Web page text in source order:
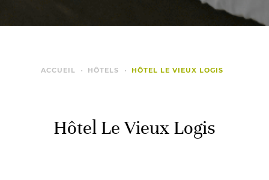
ACCUEIL HÔTELS HÔTEL LE VIEUX LOGIS
Hôtel Le Vieux Logis